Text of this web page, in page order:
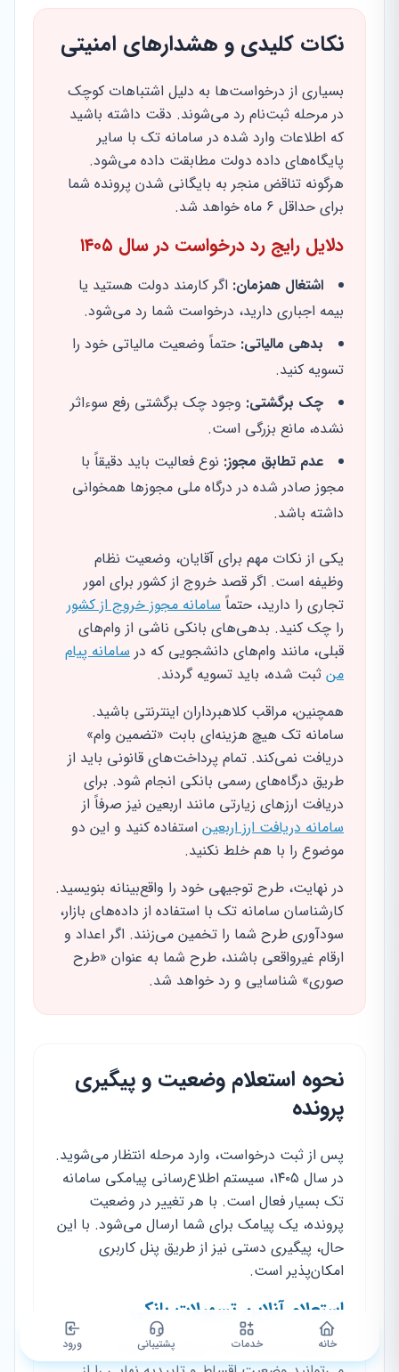
نکات کلیدی و هشدارهای امنیتی
بسیاری از درخواست‌ها به دلیل اشتباهات کوچک
در مرحله ثبت‌نام رد می‌شوند. دقت داشته باشید
که اطلاعات وارد شده در سامانه تک با سایر
پایگاه‌های داده دولت مطابقت داده می‌شود.
هرگونه تناقض منجر به بایگانی شدن پرونده شما
برای حداقل ۶ ماه خواهد شد.
دلایل رایج رد درخواست در سال ۱۴۰۵
اشتغال همزمان: اگر کارمند دولت هستید یا
بیمه اجباری دارید، درخواست شما رد می‌شود.
بدهی مالیاتی: حتماً وضعیت مالیاتی خود را
تسویه کنید.
چک برگشتی: وجود چک برگشتی رفع سوءاثر
نشده، مانع بزرگی است.
عدم تطابق مجوز: نوع فعالیت باید دقیقاً با
مجوز صادر شده در درگاه ملی مجوزها همخوانی
داشته باشد.
یکی از نکات مهم برای آقایان، وضعیت نظام
وظیفه است. اگر قصد خروج از کشور برای امور
تجاری را دارید، حتماً سامانه مجوز خروج از کشور
را چک کنید. بدهی‌های بانکی ناشی از وام‌های
قبلی، مانند وام‌های دانشجویی که در سامانه پیام
من ثبت شده، باید تسویه گردند.
همچنین، مراقب کلاهبرداران اینترنتی باشید.
سامانه تک هیچ هزینه‌ای بابت «تضمین وام»
دریافت نمی‌کند. تمام پرداخت‌های قانونی باید از
طریق درگاه‌های رسمی بانکی انجام شود. برای
دریافت ارزهای زیارتی مانند اربعین نیز صرفاً از
سامانه دریافت ارز اربعین استفاده کنید و این دو
موضوع را با هم خلط نکنید.
در نهایت، طرح توجیهی خود را واقع‌بینانه بنویسید.
کارشناسان سامانه تک با استفاده از داده‌های بازار،
سودآوری طرح شما را تخمین می‌زنند. اگر اعداد و
ارقام غیرواقعی باشند، طرح شما به عنوان «طرح
صوری» شناسایی و رد خواهد شد.
نحوه استعلام وضعیت و پیگیری
پرونده
پس از ثبت درخواست، وارد مرحله انتظار می‌شوید.
در سال ۱۴۰۵، سیستم اطلاع‌رسانی پیامکی سامانه
تک بسیار فعال است. با هر تغییر در وضعیت
پرونده، یک پیامک برای شما ارسال می‌شود. با این
حال، پیگیری دستی نیز از طریق پنل کاربری
امکان‌پذیر است.
استعلام آنلاین تسهیلات بانکی
اگر پرونده شما به بانک ارسال شده است،
خانه خدمات پشتیبانی ورود